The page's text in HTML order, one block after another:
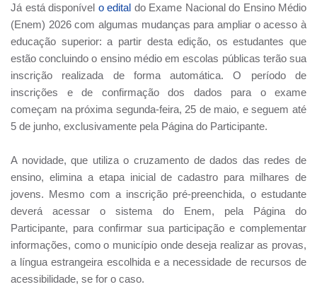
Já está disponível o edital do Exame Nacional do Ensino Médio
(Enem) 2026 com algumas mudanças para ampliar o acesso à
educação superior: a partir desta edição, os estudantes que
estão concluindo o ensino médio em escolas públicas terão sua
inscrição realizada de forma automática. O período de
inscrições e de confirmação dos dados para o exame
começam na próxima segunda-feira, 25 de maio, e seguem até
5 de junho, exclusivamente pela Página do Participante.
A novidade, que utiliza o cruzamento de dados das redes de
ensino, elimina a etapa inicial de cadastro para milhares de
jovens. Mesmo com a inscrição pré-preenchida, o estudante
deverá acessar o sistema do Enem, pela Página do
Participante, para confirmar sua participação e complementar
informações, como o município onde deseja realizar as provas,
a língua estrangeira escolhida e a necessidade de recursos de
acessibilidade, se for o caso.